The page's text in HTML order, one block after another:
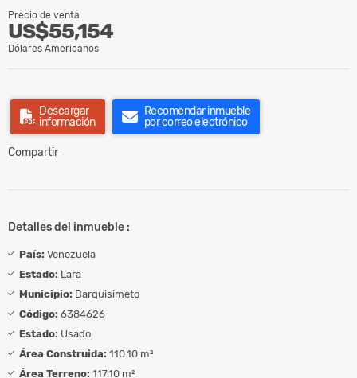
Precio de venta
US$55,154
Dólares Americanos
Descargar
información
Recomendar inmueble
por correo electrónico
Compartir
Detalles del inmueble :
País: Venezuela
Estado: Lara
Municipio: Barquisimeto
Código: 6384626
Estado: Usado
Área Construida: 110.10 m²
Área Terreno: 117.10 m²